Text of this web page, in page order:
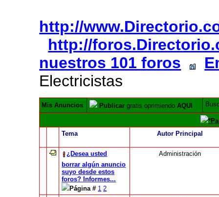
http://
http://
nuestros 101 foros
Electricistas
Mis Anuncios Publicar gratis oprimiendoAQUI
Tema
Autor Principal
¿Desea usted
borrar algún anuncio
suyo desde estos
foros? Informes...
Página # 1 2
Administración